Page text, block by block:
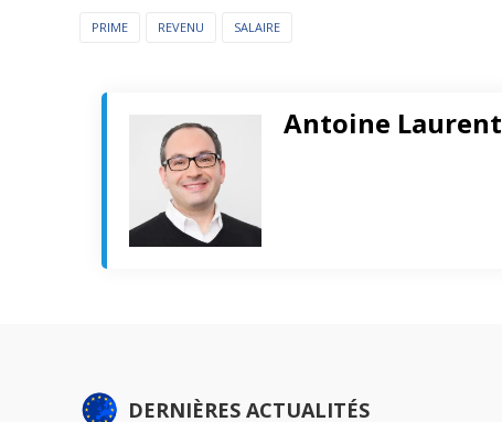
PRIME REVENU SALAIRE
Antoine Laurent
DERNIÈRES ACTUALITÉS